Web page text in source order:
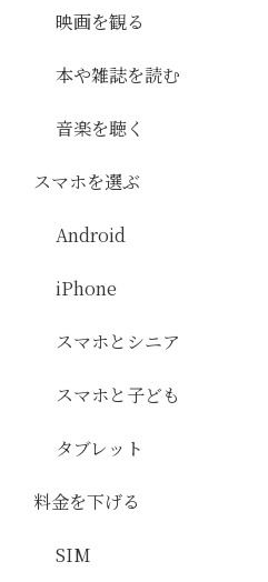
映画を観る
本や雑誌を読む
音楽を聴く
スマホを選ぶ
Android
iPhone
スマホとシニア
スマホと子ども
タブレット
料金を下げる
SIM